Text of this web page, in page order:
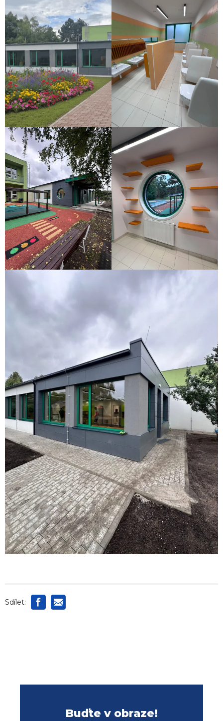
Sdílet:
Buďte v obraze!